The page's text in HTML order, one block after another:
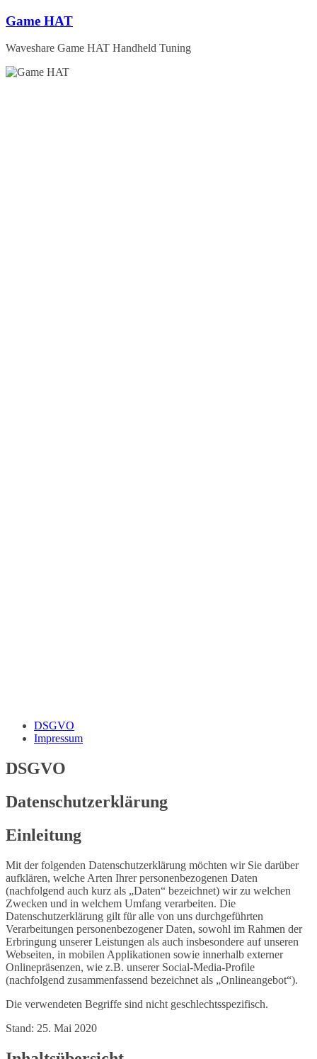
Zum
springen
Game HAT
Waveshare Game HAT Handheld Tuning
DSGVO
Impressum
DSGVO
Datenschutzerklärung
Einleitung
Mit der folgenden Datenschutzerklärung möchten wir Sie darüber
aufklären, welche Arten Ihrer personenbezogenen Daten
(nachfolgend auch kurz als „Daten“ bezeichnet) wir zu welchen
Zwecken und in welchem Umfang verarbeiten. Die
Datenschutzerklärung gilt für alle von uns durchgeführten
Verarbeitungen personenbezogener Daten, sowohl im Rahmen der
Erbringung unserer Leistungen als auch insbesondere auf unseren
Webseiten, in mobilen Applikationen sowie innerhalb externer
Onlinepräsenzen, wie z.B. unserer Social-Media-Profile
(nachfolgend zusammenfassend bezeichnet als „Onlineangebot“).
Die verwendeten Begriffe sind nicht geschlechtsspezifisch.
Stand: 25. Mai 2020